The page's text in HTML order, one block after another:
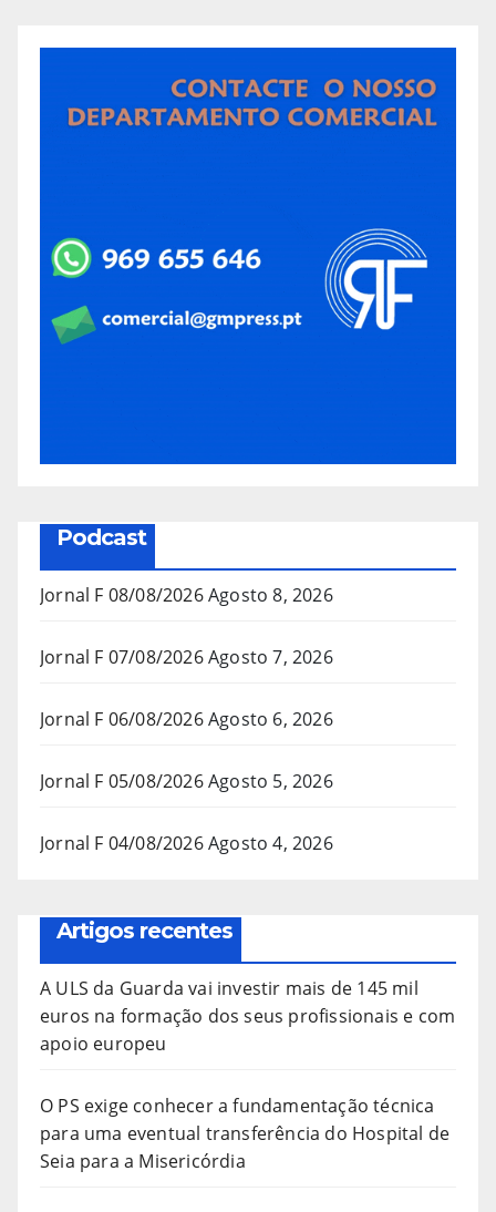
Podcast
Jornal F 08/08/2026Agosto 8, 2026
Jornal F 07/08/2026Agosto 7, 2026
Jornal F 06/08/2026Agosto 6, 2026
Jornal F 05/08/2026Agosto 5, 2026
Jornal F 04/08/2026Agosto 4, 2026
Artigos recentes
A ULS da Guarda vai investir mais de 145 mil
euros na formação dos seus profissionais e com
apoio europeu
O PS exige conhecer a fundamentação técnica
para uma eventual transferência do Hospital de
Seia para a Misericórdia